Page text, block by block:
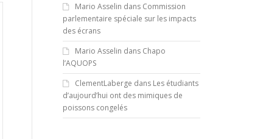
Mario Asselin dans Commission
parlementaire spéciale sur les impacts
des écrans
Mario Asselin dans Chapo
l’AQUOPS
ClementLaberge dans Les étudiants
d’aujourd’hui ont des mimiques de
poissons congelés